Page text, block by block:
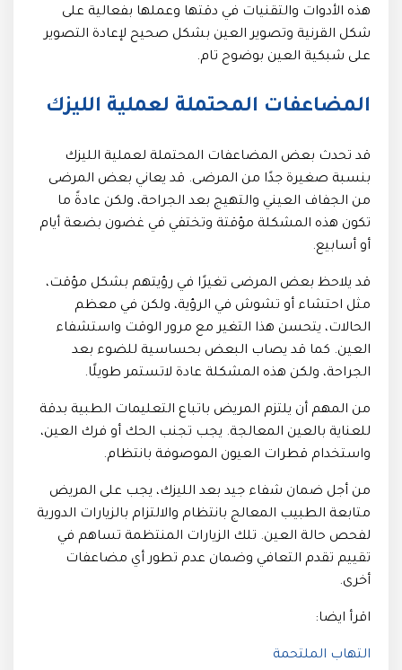
هذه الأدوات والتقنيات في دقتها وعملها بفعالية على
شكل القرنية وتصوير العين بشكل صحيح لإعادة التصوير
على شبكية العين بوضوح تام.
المضاعفات المحتملة لعملية الليزك
قد تحدث بعض المضاعفات المحتملة لعملية الليزك
بنسبة صغيرة جدًا من المرضى. قد يعاني بعض المرضى
من الجفاف العيني والتهيج بعد الجراحة، ولكن عادةً ما
تكون هذه المشكلة مؤقتة وتختفي في غضون بضعة أيام
أو أسابيع.
قد يلاحظ بعض المرضى تغيرًا في رؤيتهم بشكل مؤقت،
مثل احتشاء أو تشوش في الرؤية، ولكن في معظم
الحالات، يتحسن هذا التغير مع مرور الوقت واستشفاء
العين. كما قد يصاب البعض بحساسية للضوء بعد
الجراحة، ولكن هذه المشكلة عادة لاتستمر طويلًا.
من المهم أن يلتزم المريض باتباع التعليمات الطبية بدقة
للعناية بالعين المعالجة. يجب تجنب الحك أو فرك العين،
واستخدام قطرات العيون الموصوفة بانتظام.
من أجل ضمان شفاء جيد بعد الليزك، يجب على المريض
متابعة الطبيب المعالج بانتظام والالتزام بالزيارات الدورية
لفحص حالة العين. تلك الزيارات المنتظمة تساهم في
تقييم تقدم التعافي وضمان عدم تطور أي مضاعفات
أخرى.
اقرأ ايضا:
التهاب الملتحمة